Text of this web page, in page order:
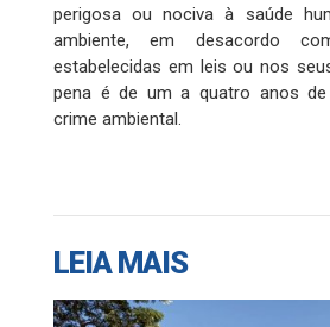
perigosa ou nociva à saúde
ambiente, em desacordo
estabelecidas em leis ou nos
pena é de um a quatro anos
crime ambiental.
LEIA MAIS